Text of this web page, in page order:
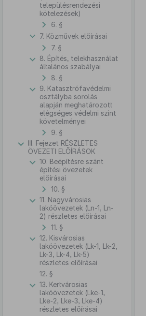
településrendezési
kötelezések)
6. §
7. Közművek előírásai
7. §
8. Építés, telekhasználat
általános szabályai
8. §
9. Katasztrófavédelmi
osztályba sorolás
alapján meghatározott
elégséges védelmi szint
követelményei
9. §
III. Fejezet RÉSZLETES
ÖVEZETI ELŐÍRÁSOK
10. Beépítésre szánt
építési övezetek
előírásai
10. §
11. Nagyvárosias
lakóövezetek (Ln-1, Ln-
2) részletes előírásai
11. §
12. Kisvárosias
lakóövezetek (Lk-1, Lk-2,
Lk-3, Lk-4, Lk-5)
részletes előírásai
12. §
13. Kertvárosias
lakóövezetek (Lke-1,
Lke-2, Lke-3, Lke-4)
részletes előírásai